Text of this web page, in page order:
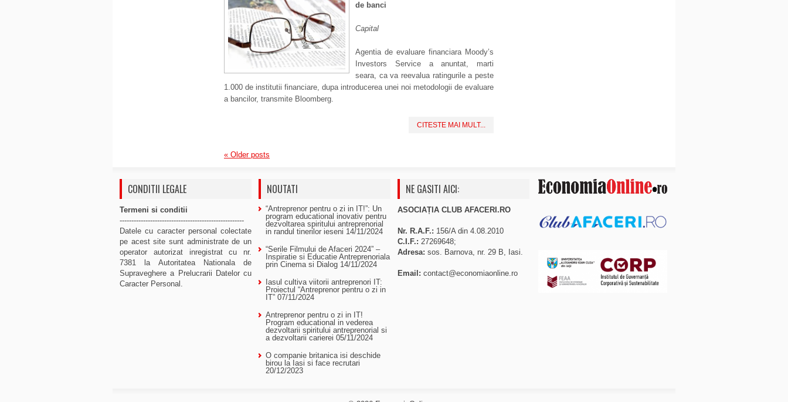
de banci
Capital
Agentia de evaluare financiara Moody’s
Investors Service a anuntat, marti
seara, ca va reevalua ratingurile a peste
1.000 de institutii financiare, dupa introducerea unei noi metodologii de evaluare
a bancilor, transmite Bloomberg.
CITESTE MAI MULT...
« Older posts
CONDITII LEGALE
Termeni si conditii
-----------------------------------------------------
Datele cu caracter personal colectate
pe acest site sunt administrate de un
operator autorizat inregistrat cu nr.
7381 la Autoritatea Nationala de
Supraveghere a Prelucrarii Datelor cu
Caracter Personal.
NOUTATI
“Antreprenor pentru o zi in IT!”: Un
program educational inovativ pentru
dezvoltarea spiritului antreprenorial
in randul tinerilor ieseni 14/11/2024
“Serile Filmului de Afaceri 2024” –
Inspiratie si Educatie Antreprenoriala
prin Cinema si Dialog 14/11/2024
Iasul cultiva viitorii antreprenori IT:
Proiectul “Antreprenor pentru o zi in
IT” 07/11/2024
Antreprenor pentru o zi in IT!
Program educational in vederea
dezvoltarii spiritului antreprenorial si
a dezvoltarii carierei 05/11/2024
O companie britanica isi deschide
birou la Iasi si face recrutari
20/12/2023
NE GASITI AICI:
ASOCIAȚIA CLUB AFACERI.RO
Nr. R.A.F.: 156/A din 4.08.2010
C.I.F.: 27269648;
Adresa: sos. Barnova, nr. 29 B, Iasi.
Email: contact@economiaonline.ro